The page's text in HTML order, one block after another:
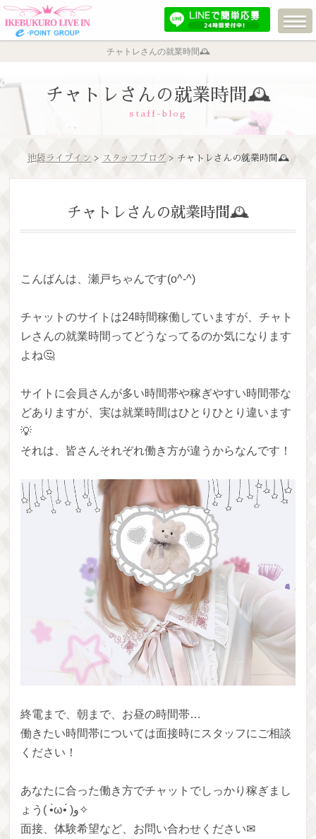
チャトレさんの就業時間🕰
チャトレさんの就業時間🕰
staff-blog
池袋ライブイン > スタッフブログ> チャトレさんの就業時間🕰
チャトレさんの就業時間🕰
こんばんは、瀬戸ちゃんです(o^-^)
チャットのサイトは24時間稼働していますが、チャト
レさんの就業時間ってどうなってるのか気になります
よね🤔
サイトに会員さんが多い時間帯や稼ぎやすい時間帯な
どありますが、実は就業時間はひとりひとり違います
💡
それは、皆さんそれぞれ働き方が違うからなんです！
終電まで、朝まで、お昼の時間帯…
働きたい時間帯については面接時にスタッフにご相談
ください！
あなたに合った働き方でチャットでしっかり稼ぎまし
ょう( •̀ω•́ )و✧
面接、体験希望など、お問い合わせください✉